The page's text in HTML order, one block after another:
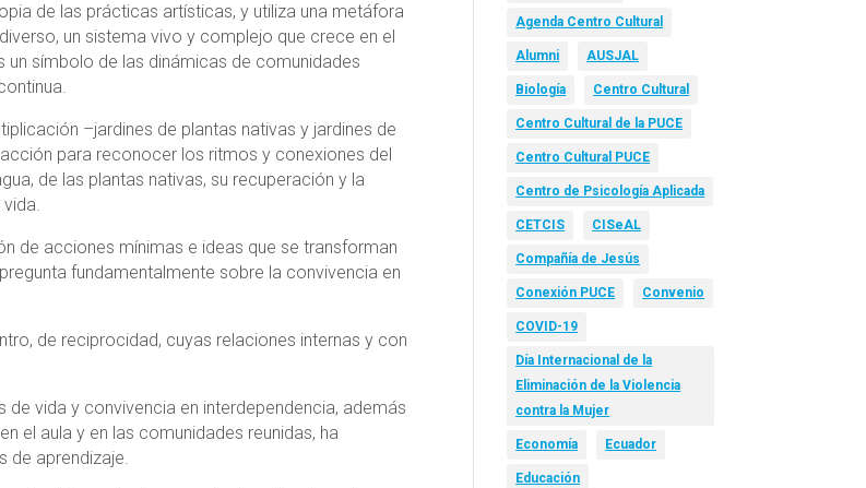
de las prácticas artísticas, y utiliza una metáfora
un sistema vivo y complejo que crece en el
símbolo de las dinámicas de comunidades
–jardines de plantas nativas y jardines de
para reconocer los ritmos y conexiones del
de las plantas nativas, su recuperación y la
de acciones mínimas e ideas que se transforman
fundamentalmente sobre la convivencia en
de reciprocidad, cuyas relaciones internas y con
vida y convivencia en interdependencia, además
el aula y en las comunidades reunidas, ha
de aprendizaje.
Agenda Centro Cultural
Alumni AUSJAL
Biología Centro Cultural
Centro Cultural de la PUCE
Centro Cultural PUCE
Centro de Psicología Aplicada
CETCIS CISeAL
Compañía de Jesús
Conexión PUCE Convenio
COVID-19
Día Internacional de la
Eliminación de la Violencia
contra la Mujer
Economía Ecuador
Educación